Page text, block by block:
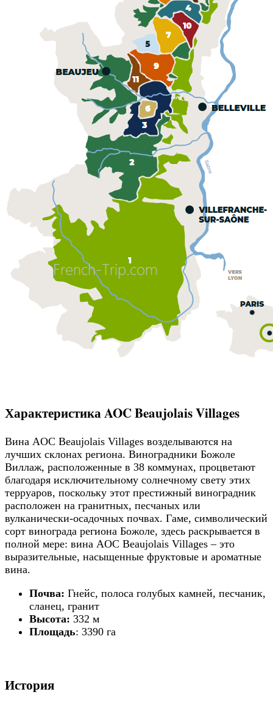
Характеристика AOC Beaujolais Villages
Вина AOC Beaujolais Villages возделываются на
лучших склонах региона. Виноградники Божоле
Виллаж, расположенные в 38 коммунах, процветают
благодаря исключительному солнечному свету этих
терруаров, поскольку этот престижный виноградник
расположен на гранитных, песчаных или
вулканически-осадочных почвах. Гаме, символический
сорт винограда региона Божоле, здесь раскрывается в
полной мере: вина AOC Beaujolais Villages – это
выразительные, насыщенные фруктовые и ароматные
вина.
Почва: Гнейс, полоса голубых камней, песчаник,
сланец, гранит
Высота: 332 м
Площадь: 3390 га
История